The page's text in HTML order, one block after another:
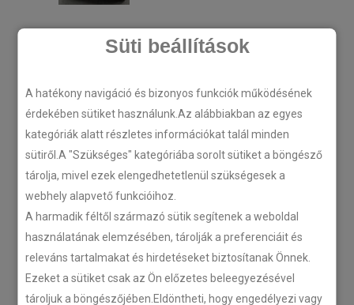
Süti beállítások
A hatékony navigáció és bizonyos funkciók működésének
érdekében sütiket használunk.Az alábbiakban az egyes
kategóriák alatt részletes információkat talál minden
sütiről.A "Szükséges" kategóriába sorolt sütiket a böngésző
tárolja, mivel ezek elengedhetetlenül szükségesek a
webhely alapvető funkcióihoz.
A harmadik féltől származó sütik segítenek a weboldal
használatának elemzésében, tárolják a preferenciáit és
releváns tartalmakat és hirdetéseket biztosítanak Önnek.
Ezeket a sütiket csak az Ön előzetes beleegyezésével
tároljuk a böngészőjében.Eldöntheti, hogy engedélyezi vagy
Legtöbbet olvasott
Utólag beépíthető tempomat
beszerelés Suzuki Vitarába.
Kategóriák
TEMPOMAT TEMPOMAT BESZERELÉS
UTÓLAGOS TEMPOMAT